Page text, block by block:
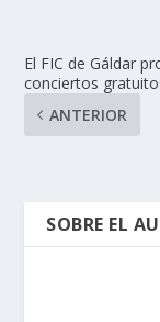
El FIC de Gáldar
conciertos
ANTERIOR
SOBRE EL